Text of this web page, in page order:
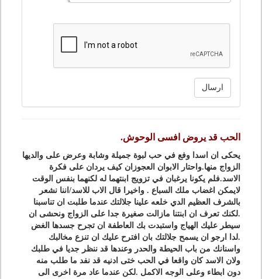
ارسال
الحب قد يروض افسى الوحوش.
يحكى ان اسدا وفع في حب لبوة جميلة وشابة وعرض على والديها
الزواج منها.واحتار الابوان العجوزان كيف يردان على فكرة
الاسد.فلم يكونا يرغبان في تزويج ابنتهما له لكنهما بنفس الوقت
لايمكن اغضاب ملك السباع . واخيرا قال الاب للاسد/اننا نشعر
بالشرف العظيم الدي خلعه علينا جلالتك عندما طلبت ان تناسبنا
.لكنك تعرف ان ابنتنا مازالت صغيرة جدا على الزواج ونحشى ان
سيطر عليك الهياج واستبدت بك العاطفة ان تجرح جسدها الغض
.لدا ارجو ان يسمح جلالتك بان افترح عليك ان تنزع مخالبك
واسنانك من باب الحيطة والحدر وعندها قد ننظر جديا في طلبك
ولان الاسد كان واقعا في الحب ختى ادنيه قد نفد ما طلب منه
دون ابطاء وعلى الوجه الاكمل .لكن عندما عاد مرة اخرى الى